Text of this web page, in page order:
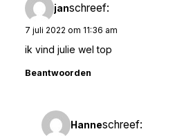
janschreef:
7 juli 2022 om 11:36 am
ik vind julie wel top
Beantwoorden
Hanneschreef: